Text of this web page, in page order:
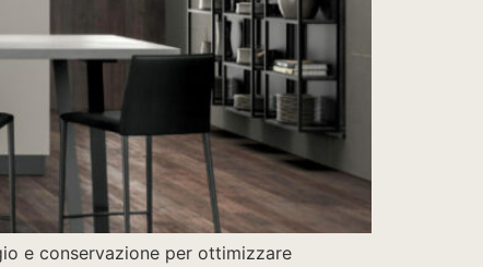
e conservazione per ottimizzare